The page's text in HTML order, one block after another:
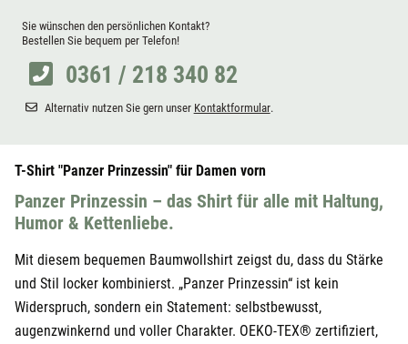
Sie wünschen den persönlichen Kontakt?
Bestellen Sie bequem per Telefon!
0361 / 218 340 82
Alternativ nutzen Sie gern unser Kontaktformular.
T-Shirt "Panzer Prinzessin" für Damen vorn
Panzer Prinzessin – das Shirt für alle mit Haltung,
Humor & Kettenliebe.
Mit diesem bequemen Baumwollshirt zeigst du, dass du Stärke
und Stil locker kombinierst. „Panzer Prinzessin“ ist kein
Widerspruch, sondern ein Statement: selbstbewusst,
augenzwinkernd und voller Charakter. OEKO-TEX® zertifiziert,